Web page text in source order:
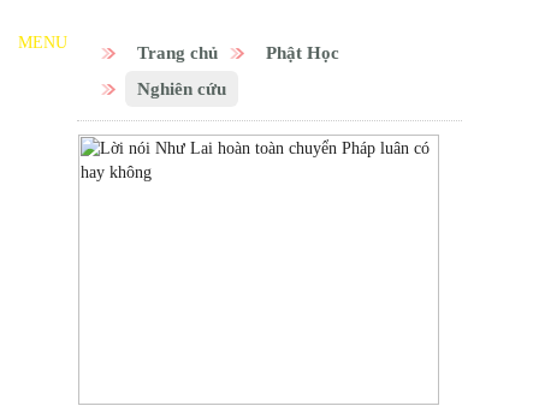
MENU
Trang chủ
Phật Học
Nghiên cứu